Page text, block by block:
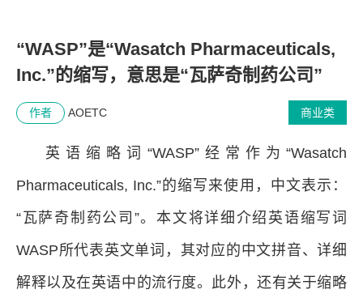
“WASP”是“Wasatch Pharmaceuticals,
Inc.”的缩写，意思是“瓦萨奇制药公司”
商业类
作者 AOETC
英语缩略词“WASP”经常作为“Wasatch
Pharmaceuticals, Inc.”的缩写来使用，中文表示：
“瓦萨奇制药公司”。本文将详细介绍英语缩写词
WASP所代表英文单词，其对应的中文拼音、详细
解释以及在英语中的流行度。此外，还有关于缩略